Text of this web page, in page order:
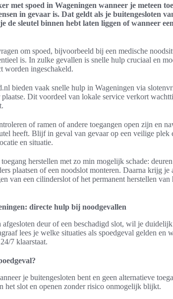
met spoed in Wageningen wanneer je meteen
in gevaar is. Dat geldt als je buitengesloten
de sleutel binnen hebt laten liggen of wanneer
om spoed, bijvoorbeeld bij een medische
is. In zulke gevallen is snelle hulp cruciaal en
worden ingeschakeld.
bieden vaak snelle hulp in Wageningen via
Dit voordeel van lokale service verkort
of ramen of andere toegangen open zijn en
heeft. Blijf in geval van gevaar op een veilige plek
en situatie.
herstellen met zo min mogelijk schade:
plaatsen of een noodslot monteren. Daarna krijg je
van een cilinderslot of het permanent herstellen van
directe hulp bij noodgevallen
deur of een beschadigd slot, wil je
lees je welke situaties als spoedgeval gelden en
7 klaarstaat.
je buitengesloten bent en geen alternatieve
het slot en openen zonder risico onmogelijk blijkt.